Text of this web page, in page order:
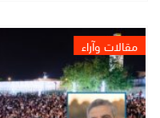
مقالات وآراء